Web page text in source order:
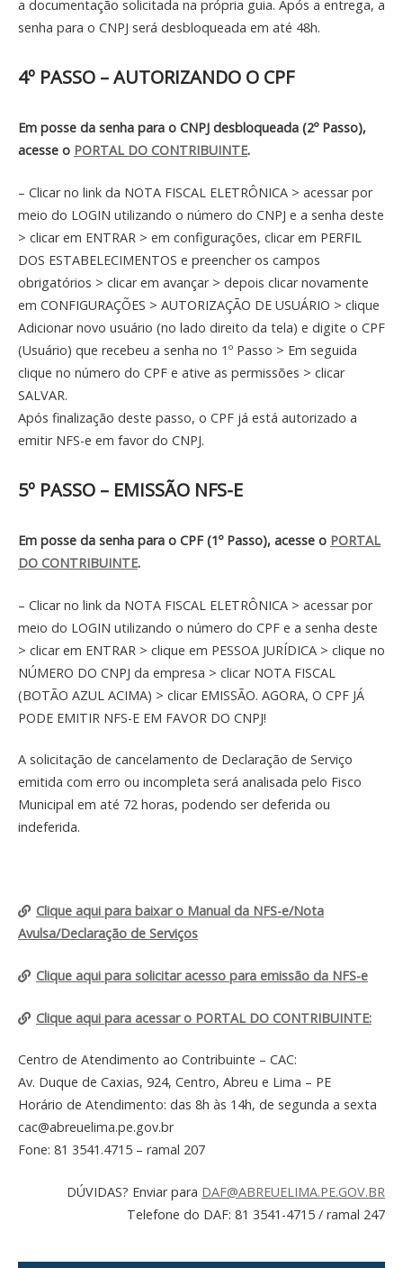
a documentação solicitada na própria guia. Após a entrega, a
senha para o CNPJ será desbloqueada em até 48h.
4º PASSO – AUTORIZANDO O CPF
Em posse da senha para o CNPJ desbloqueada (2º Passo),
acesse o PORTAL DO CONTRIBUINTE.
– Clicar no link da NOTA FISCAL ELETRÔNICA > acessar por
meio do LOGIN utilizando o número do CNPJ e a senha deste
> clicar em ENTRAR > em configurações, clicar em PERFIL
DOS ESTABELECIMENTOS e preencher os campos
obrigatórios > clicar em avançar > depois clicar novamente
em CONFIGURAÇÕES > AUTORIZAÇÃO DE USUÁRIO > clique
Adicionar novo usuário (no lado direito da tela) e digite o CPF
(Usuário) que recebeu a senha no 1º Passo > Em seguida
clique no número do CPF e ative as permissões > clicar
SALVAR.
Após finalização deste passo, o CPF já está autorizado a
emitir NFS-e em favor do CNPJ.
5º PASSO – EMISSÃO NFS-E
Em posse da senha para o CPF (1º Passo), acesse o PORTAL
DO CONTRIBUINTE.
– Clicar no link da NOTA FISCAL ELETRÔNICA > acessar por
meio do LOGIN utilizando o número do CPF e a senha deste
> clicar em ENTRAR > clique em PESSOA JURÍDICA > clique no
NÚMERO DO CNPJ da empresa > clicar NOTA FISCAL
(BOTÃO AZUL ACIMA) > clicar EMISSÃO. AGORA, O CPF JÁ
PODE EMITIR NFS-E EM FAVOR DO CNPJ!
A solicitação de cancelamento de Declaração de Serviço
emitida com erro ou incompleta será analisada pelo Fisco
Municipal em até 72 horas, podendo ser deferida ou
indeferida.
Clique aqui para baixar o Manual da NFS-e/Nota
Avulsa/Declaração de Serviços
Clique aqui para solicitar acesso para emissão da NFS-e
Clique aqui para acessar o PORTAL DO CONTRIBUINTE:
Centro de Atendimento ao Contribuinte – CAC:
Av. Duque de Caxias, 924, Centro, Abreu e Lima – PE
Horário de Atendimento: das 8h às 14h, de segunda a sexta
cac@abreuelima.pe.gov.br
Fone: 81 3541.4715 – ramal 207
DÚVIDAS? Enviar para DAF@ABREUELIMA.PE.GOV.BR
Telefone do DAF: 81 3541-4715 / ramal 247